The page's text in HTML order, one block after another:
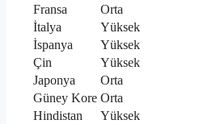
Fransa
Orta
İtalya
Yüksek
İspanya
Yüksek
Çin
Yüksek
Japonya
Orta
Güney Kore Orta
Hindistan
Yüksek